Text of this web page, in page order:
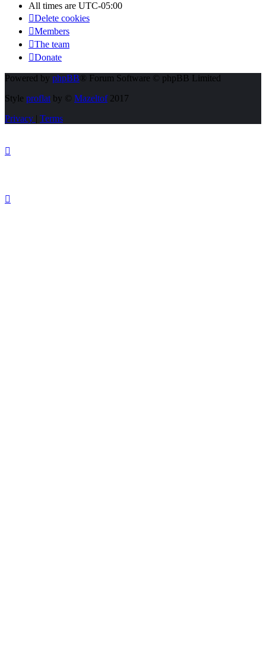
All times are UTC-05:00
Delete cookies
Members
The team
Donate
Powered by phpBB ® Forum Software © phpBB Limited
Style proflat by © Mazeltof2017
Privacy | Terms